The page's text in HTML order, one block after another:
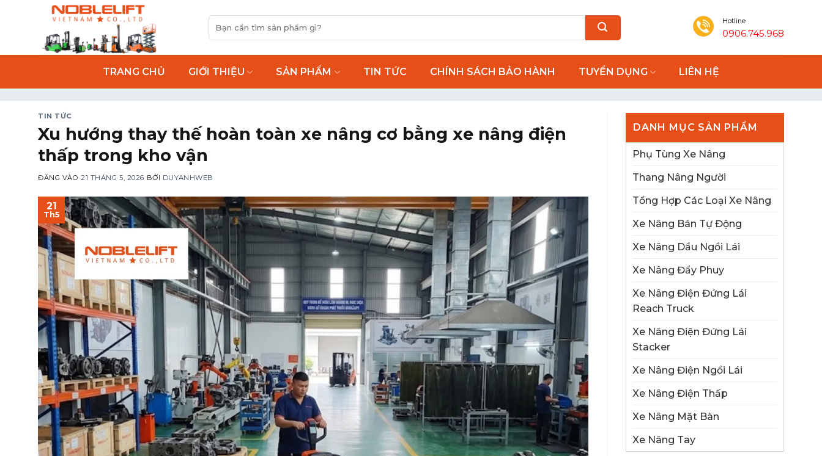
dung
Tìm
kiếm:
Hotline
0906.745.968
TRANG CHỦ GIỚI THIỆU SẢN PHẨM TIN TỨC CHÍNH SÁCH BẢO HÀNH TUYỂN DỤNG LIÊN HỆ
TIN TỨC
Xu hướng thay thế hoàn toàn xe nâng cơ bằng xe nâng điện
thấp trong kho vận
ĐĂNG VÀO21 THÁNG 5, 2026 BỞI DUYANHWEB
21
Th5
DANH MỤC SẢN PHẨM
Phụ Tùng Xe Nâng
Thang Nâng Người
Tổng Hợp Các Loại Xe Nâng
Xe Nâng Bán Tự Động
Xe Nâng Dầu Ngồi Lái
Xe Nâng Đẩy Phuy
Xe Nâng Điện Đứng Lái
Reach Truck
Xe Nâng Điện Đứng Lái
Stacker
Xe Nâng Điện Ngồi Lái
Xe Nâng Điện Thấp
Xe Nâng Mặt Bàn
Xe Nâng Tay